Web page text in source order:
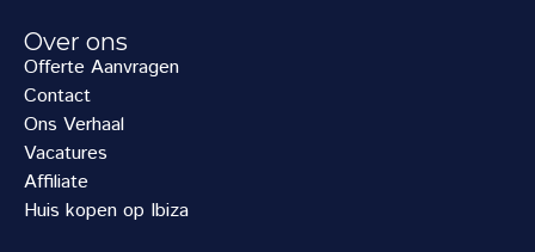
Over ons
Offerte Aanvragen
Contact
Ons Verhaal
Vacatures
Affiliate
Huis kopen op Ibiza